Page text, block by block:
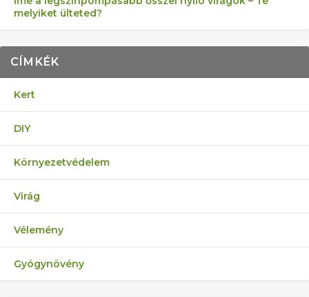
melyiket ülteted?
CÍMKÉK
Kert
DIY
Környezetvédelem
Virág
Vélemény
Gyógynövény